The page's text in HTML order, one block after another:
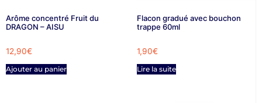
Arôme concentré Fruit du
DRAGON – AISU
12,90€
Ajouter au panier
Flacon gradué avec bouchon
trappe 60ml
1,90€
Lire la suite